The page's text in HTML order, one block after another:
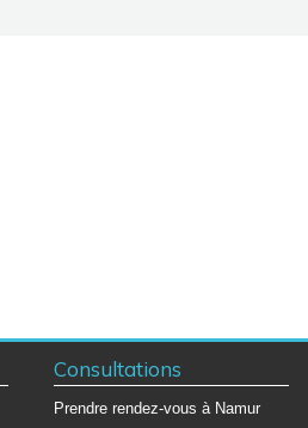
Consultations
Prendre rendez-vous à Namur